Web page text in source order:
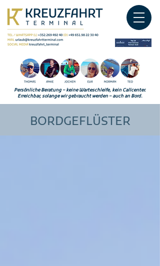
Persönliche Beratung – keine Warteschleife, kein Callcenter.
Erreichbar, solange wir gebraucht werden – auch an Bord.
BORDGEFLÜSTER